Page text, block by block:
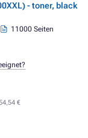
- toner, black
11000 Seiten
€